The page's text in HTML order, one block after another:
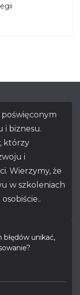
i biznesu.
którzy
i
Wierzymy, że
w szkoleniach
błędów unikać,